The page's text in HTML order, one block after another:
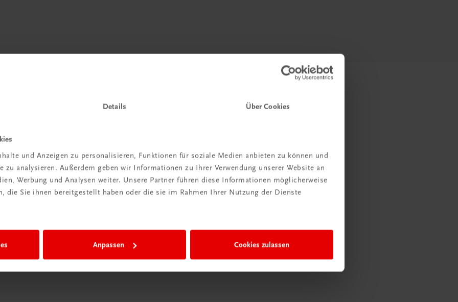
Details Über Cookies
und Anzeigen zu personalisieren, Funktionen für soziale Medien anbieten zu können und
zu analysieren. Außerdem geben wir Informationen zu Ihrer Verwendung unserer Website an
Werbung und Analysen weiter. Unsere Partner führen diese Informationen möglicherweise
die Sie ihnen bereitgestellt haben oder die sie im Rahmen Ihrer Nutzung der Dienste
Anpassen Cookies zulassen
der
eine